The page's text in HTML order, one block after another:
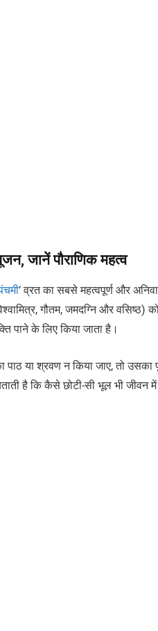
जानें पौराणिक महत्व
‘ व्रत का सबसे महत्वपूर्ण और
गौतम, जमदग्नि और वसिष्ठ)
पाने के लिए किया जाता है।
पाठ या श्रवण न किया जाए, तो उसका
है कि कैसे छोटी-सी भूल भी जीवन